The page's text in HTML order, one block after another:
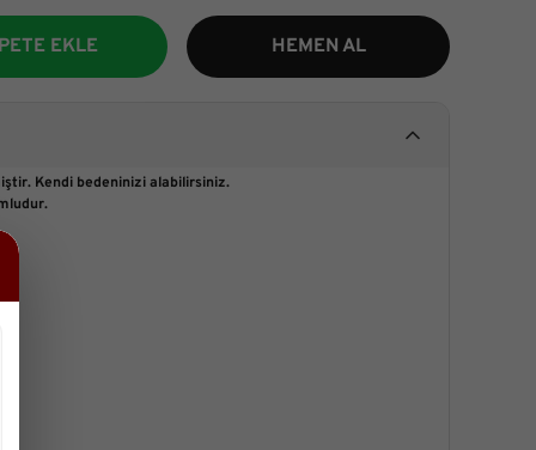
EKLE HEMEN AL
Kendi bedeninizi alabilirsiniz.